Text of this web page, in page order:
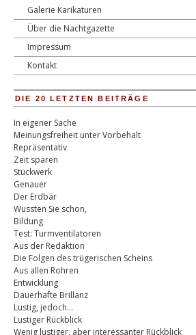
Galerie Karikaturen
Über die Nachtgazette
Impressum
Kontakt
DIE 20 LETZTEN BEITRÄGE
In eigener Sache
Meinungsfreiheit unter Vorbehalt
Repräsentativ
Zeit sparen
Stückwerk
Genauer
Der Erdbär
Wussten Sie schon,
Bildung
Test: Turmventilatoren
Aus der Redaktion
Die Folgen des trügerischen Scheins
Aus allen Rohren
Entwicklung
Dauerhafte Brillanz
Lustig, jedoch…
Lustiger Rückblick
Wenig lustiger, aber interessanter Rückblick